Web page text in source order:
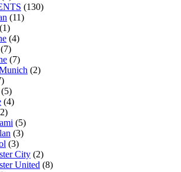
(130)
(11)
(1)
(4)
(7)
(7)
(2)
(5)
(4)
(5)
(3)
(3)
City (2)
United (8)